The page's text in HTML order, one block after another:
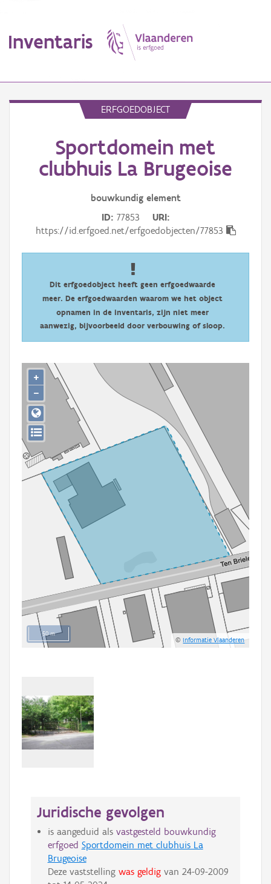
Inventaris
Erfgoedobject
Aanduidingsobject
Gebeurtenis
Downloads
Hergebruik
ERFGOEDOBJECT
Sportdomein met
clubhuis La Brugeoise
bouwkundig element
ID 77853
URI
https://id.erfgoed.net/erfgoedobjecten/77853
Dit erfgoedobject heeft geen erfgoedwaarde
meer. De erfgoedwaarden waarom we het object
opnamen in de inventaris, zijn niet meer
aanwezig, bijvoorbeeld door verbouwing of sloop.
50 m
©Informatie Vlaanderen
+
−
Juridische gevolgen
is aangeduid als vastgesteld bouwkundig
erfgoed Sportdomein met clubhuis La
Brugeoise
Deze vaststelling was geldigvan 24-09-2009